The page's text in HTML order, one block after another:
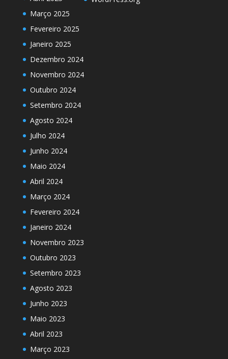
Março 2025
Fevereiro 2025
Janeiro 2025
Dezembro 2024
Novembro 2024
Outubro 2024
Setembro 2024
Agosto 2024
Julho 2024
Junho 2024
Maio 2024
Abril 2024
Março 2024
Fevereiro 2024
Janeiro 2024
Novembro 2023
Outubro 2023
Setembro 2023
Agosto 2023
Junho 2023
Maio 2023
Abril 2023
Março 2023